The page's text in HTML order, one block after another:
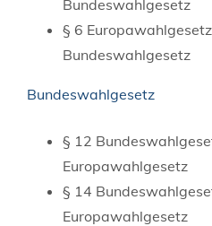
Bundeswahlgesetz
§ 6 Europawahlgesetz
Bundeswahlgesetz
Bundeswahlgesetz
§ 12
Europawahlgesetz
§ 14
Europawahlgesetz